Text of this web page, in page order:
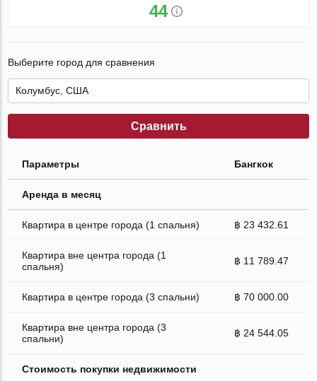
44
Выберите город для сравнения
Сравнить
Параметры Бангкок
Аренда в месяц
Квартира в центре города (1 спальня) ฿ 23 432.61
Квартира вне центра города (1
спальня)
฿ 11 789.47
Квартира в центре города (3 спальни) ฿ 70 000.00
Квартира вне центра города (3
спальни)
฿ 24 544.05
Стоимость покупки недвижимости